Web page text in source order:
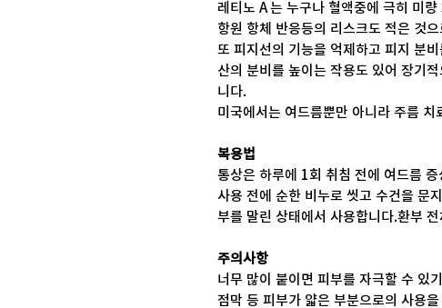
레티노 A 는 누구나 혈액중에 극히 미
항원 항체 반응등의 리스크도 적은 것
또 피지선의 기능을 억제하고 피지 분
산의 분비를 높이는 작용도 있어 장기
니다.
미국에서는 여드름뿐만 아니라 주름 치
복용법
통상은 하루에 1회 취침 전에 여드름
사용 전에 순한 비누로 씻고 수건을 문
부를 말린 상태에서 사용합니다.환부
주의사항
너무 많이 붙이면 피부를 자극할 수 있
점막 등 피부가 얇은 부분으로의 사용을